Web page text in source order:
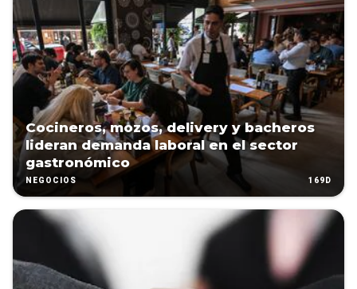
Cocineros, mozos, delivery y bacheros
lideran demanda laboral en el sector
gastronómico
NEGOCIOS 169D